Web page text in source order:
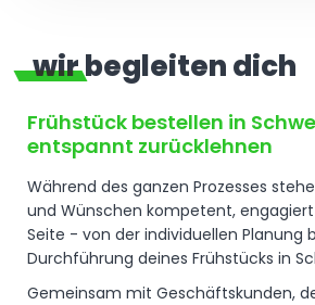
wir begleiten dich
Frühstück bestellen in
entspannt zurücklehnen
Während des ganzen Prozesses
und Wünschen kompetent,
Seite - von der individuellen Planung
Durchführung deines Frühstücks in
Gemeinsam mit Geschäftskunden,